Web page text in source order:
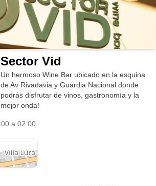
Sector Vid
Un hermoso Wine Bar ubicado en la esquina
de Av Rivadavia y Guardia Nacional donde
podrás disfrutar de vinos, gastronomía y la
mejor onda!
a 02:00